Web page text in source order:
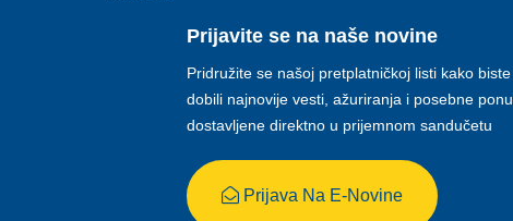
Prijavite se na naše novine
Pridružite se našoj pretplatničkoj listi kako biste
dobili najnovije vesti, ažuriranja i posebne
dostavljene direktno u prijemnom sandučetu
Prijava Na E-Novine